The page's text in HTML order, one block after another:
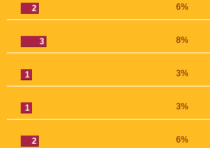
2
6%
3
8%
1
3%
1
3%
2
6%